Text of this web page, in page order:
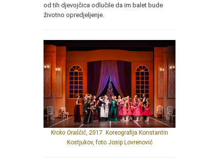
od tih djevojčica odlučile da im balet bude
životno opredjeljenje.
Krcko Oraščić, 2017. Koreografija Konstantin
Kostjukov, foto Josip Lovrenović